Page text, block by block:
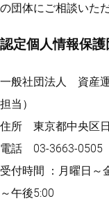
の団体にご相談いた
認定個人情報保
一般社団法人 資産
担当）
住所 東京都中央区
電話 03-3663-0505
受付時間 ：月曜日～
～午後5:00